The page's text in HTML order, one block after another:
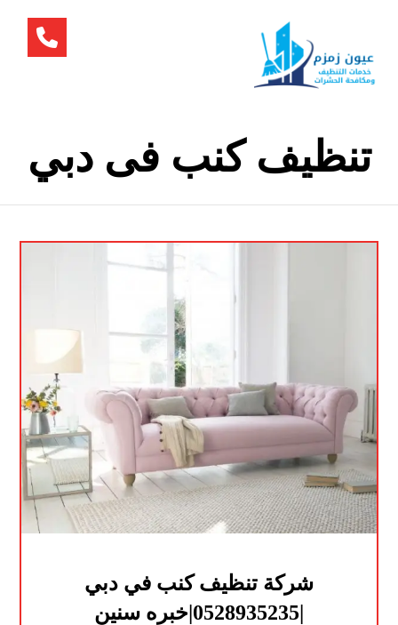
تنظيف كنب فى دبي
شركة تنظيف كنب في دبي
|0528935235|خبره سنين